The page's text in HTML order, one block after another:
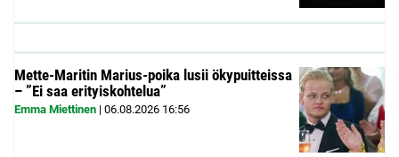
Mette-Maritin Marius-poika lusii ökypuitteissa
– ”Ei saa erityiskohtelua”
Emma Miettinen | 06.08.2026 16:56